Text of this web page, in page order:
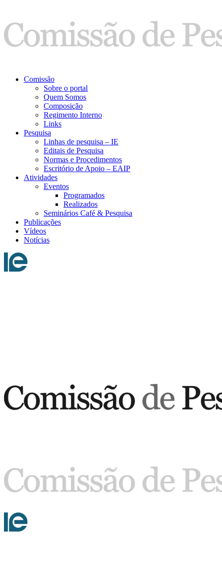
Comissão
Sobre o portal
Quem Somos
Composição
Regimento Interno
Links
Pesquisa
Linhas de pesquisa – IE
Editais de Pesquisa
Normas e Procedimentos
Escritório de Apoio – EAIP
Atividades
Eventos
Programados
Realizados
Seminários Café & Pesquisa
Publicações
Vídeos
Notícias